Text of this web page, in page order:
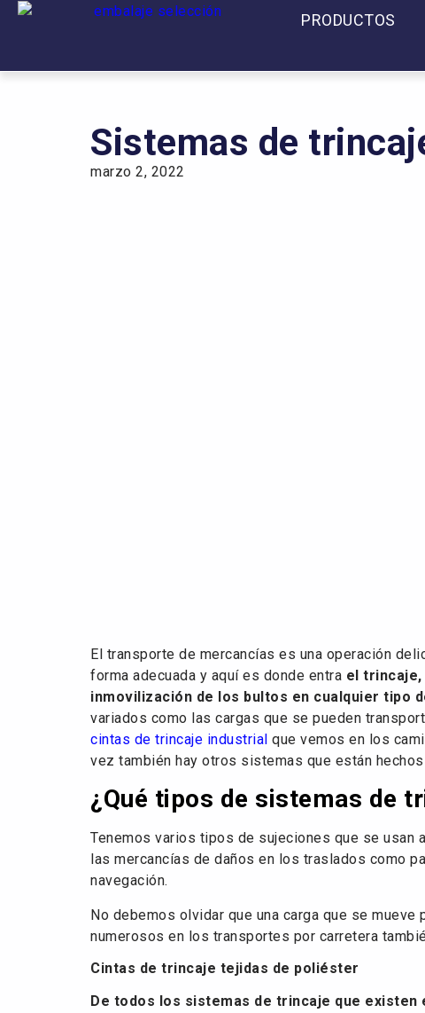
PRODUCTOS
Sistemas de
marzo 2, 2022
El transporte de mercancías es una operación
forma adecuada y aquí es donde entra el trincaje,
inmovilización de los bultos en cualquier tipo
variados como las cargas que se pueden
cintas de trincaje industrial que vemos en los
vez también hay otros sistemas que están
¿Qué tipos de sistemas de
Tenemos varios tipos de sujeciones que se usan
las mercancías de daños en los traslados como
navegación.
No debemos olvidar que una carga que se
numerosos en los transportes por carretera
Cintas de trincaje tejidas de poliéster
De todos los sistemas de trincaje que existen